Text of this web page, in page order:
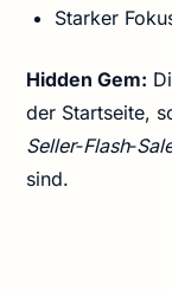
Starker
Hidden Gem:
der Startseite,
sind.